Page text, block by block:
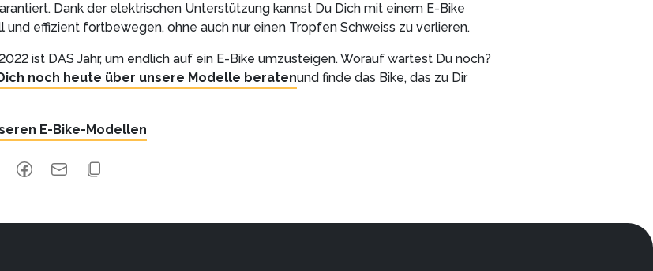
Dank der elektrischen Unterstützung kannst Du Dich mit einem E-Bike
und effizient fortbewegen, ohne auch nur einen Tropfen Schweiss zu verlieren.
ist DAS Jahr, um endlich auf ein E-Bike umzusteigen. Worauf wartest Du noch?
noch heute über unsere Modelle beratenund finde das Bike, das zu Dir
E-Bike-Modellen